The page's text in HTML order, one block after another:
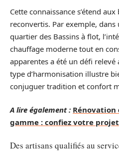
Cette connaissance s’étend
reconvertis. Par exemple,
quartier des Bassins à flot,
chauffage moderne tout en
apparentes a été un défi relevé
type d’harmonisation illustre
conjuguer tradition et confort
A lire également : Rénovation
gamme : confiez votre
Des artisans qualifiés au